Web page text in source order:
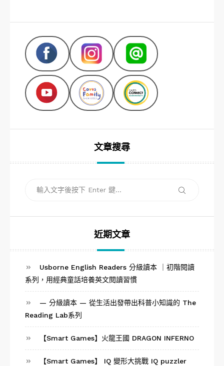
文章搜尋
搜
近期文章
Usborne English Readers 分級讀本 ｜初階閱讀
系列，用經典童話培養英文閱讀習慣
— 分級讀本 — 從生活出發帶出科普小知識的 The
Reading Lab系列
【Smart Games】火龍王國 DRAGON INFERNO
【Smart Games】 IQ 變形大挑戰 IQ puzzler